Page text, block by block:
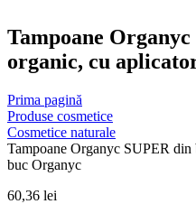
Tampoane
organic, cu
Prima pagină
Produse cosmetice
Cosmetice naturale
Tampoane Organyc SUPER
buc Organyc
60,36 lei